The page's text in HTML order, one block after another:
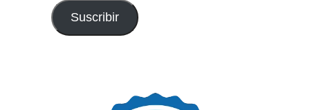
Suscribir